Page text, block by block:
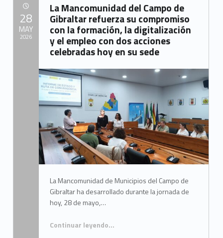
La Mancomunidad del Campo de
Gibraltar refuerza su compromiso
con la formación, la digitalización
y el empleo con dos acciones
celebradas hoy en su sede
La Mancomunidad de Municipios del Campo de
Gibraltar ha desarrollado durante la jornada de
hoy, 28 de mayo,…
Continuar leyendo…
POSTED ON:28
MAY
2026